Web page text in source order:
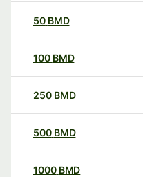
50 BMD
100 BMD
250 BMD
500 BMD
1000 BMD